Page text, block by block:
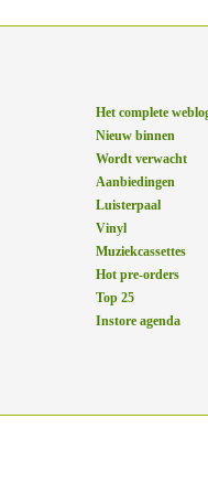
Het complete
Nieuw binnen
Wordt verwacht
Aanbiedingen
Luisterpaal
Vinyl
Muziekcassettes
Hot pre-orders
Top 25
Instore agenda